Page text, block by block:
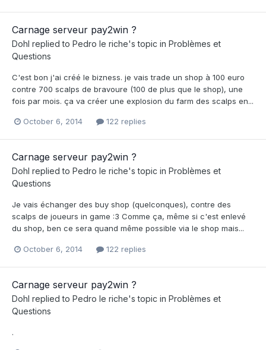
Carnage serveur pay2win ?
Dohl replied to Pedro le riche's topic in Problèmes et
Questions
C'est bon j'ai créé le bizness. je vais trade un shop à 100 euro
contre 700 scalps de bravoure (100 de plus que le shop), une
fois par mois. ça va créer une explosion du farm des scalps en...
October 6, 2014 122 replies
Carnage serveur pay2win ?
Dohl replied to Pedro le riche's topic in Problèmes et
Questions
Je vais échanger des buy shop (quelconques), contre des
scalps de joueurs in game :3 Comme ça, même si c'est enlevé
du shop, ben ce sera quand même possible via le shop mais...
October 6, 2014 122 replies
Carnage serveur pay2win ?
Dohl replied to Pedro le riche's topic in Problèmes et
Questions
.